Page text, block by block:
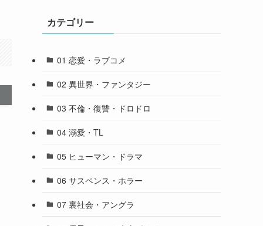
カテゴリー
01 恋愛・ラブコメ
02 異世界・ファンタジー
03 不倫・復讐・ドロドロ
04 溺愛・TL
05 ヒューマン・ドラマ
06 サスペンス・ホラー
07 裏社会・アングラ